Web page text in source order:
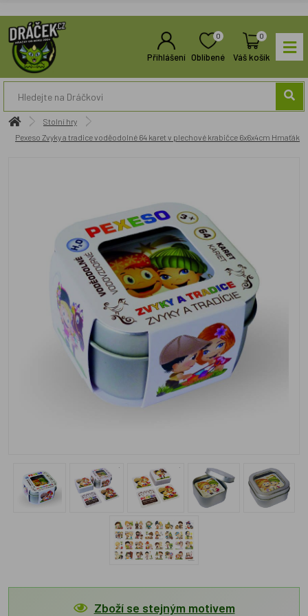
Přihlášení
0
Oblíbené
0
Váš košík
Stolní hry
Pexeso Zvyky a tradice voděodolné 64 karet v plechové krabičce 6x6x4cm Hmaťák
Zboží se stejným motivem